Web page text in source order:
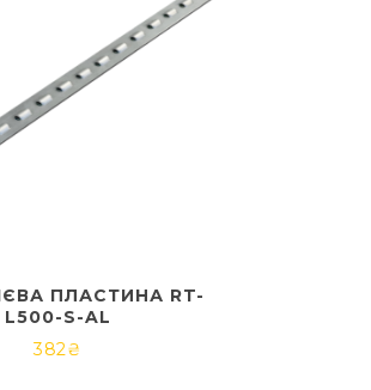
ПЛАСТИНА RT-
L500-S-AL
382₴